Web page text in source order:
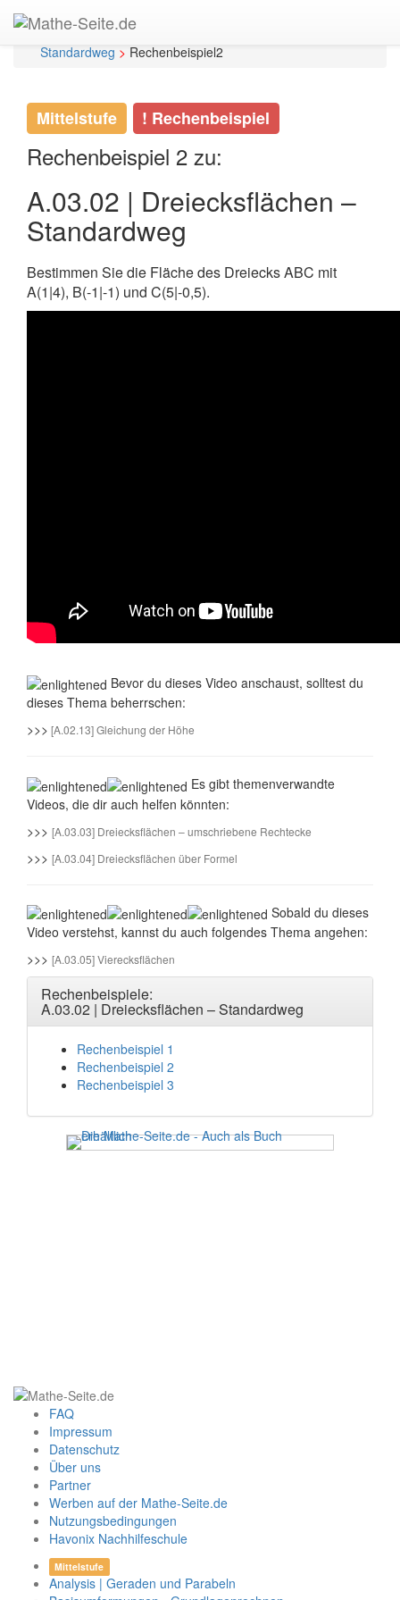
Start Mittelstufe
Parabeln > A.03 | Flächen
Standardweg > Rechenbeispiel2
Mittelstufe ! Rechenbeispiel
Rechenbeispiel 2 zu:
A.03.02 | Dreiecksflächen –
Standardweg
Bestimmen Sie die Fläche des Dreiecks ABC mit
A(1|4), B(-1|-1) und C(5|-0,5).
Bevor du dieses Video anschaust, solltest du
dieses Thema beherrschen:
>>> [A.02.13] Gleichung der Höhe
Es gibt themenverwandte
Videos, die dir auch helfen könnten:
>>> [A.03.03] Dreiecksflächen – umschriebene Rechtecke
>>> [A.03.04] Dreiecksflächen über Formel
Sobald du dieses
Video verstehst, kannst du auch folgendes Thema angehen:
>>> [A.03.05] Vierecksflächen
Rechenbeispiele:
A.03.02 | Dreiecksflächen – Standardweg
Rechenbeispiel 1
Rechenbeispiel 2
Rechenbeispiel 3
FAQ
Impressum
Datenschutz
Über uns
Partner
Werben auf der Mathe-Seite.de
Nutzungsbedingungen
Havonix Nachhilfeschule
Mittelstufe
Analysis | Geraden und Parabeln